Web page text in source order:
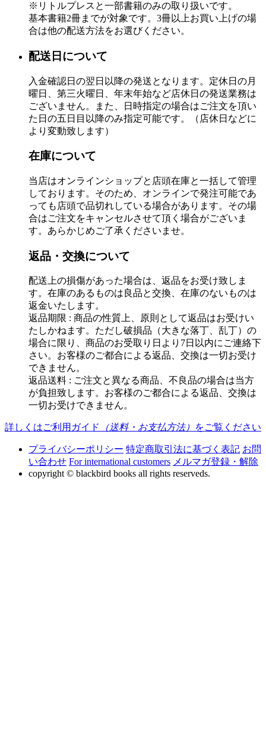
※リトルプレスと一部書籍のみの取り扱いです。
基本書籍2冊までが対象です。3冊以上お買い上げの場
合は他の配送方法をお選びください。
配送日について
入金確認日の翌日以降の発送となります。定休日の月
曜日、第三火曜日、年末年始など店休日の発送業務は
ございません。また、日時指定の場合はご注文を頂い
た日の五日目以降のみ指定可能です。（店休日などに
より変動致します）
在庫について
当店はオンラインショップと店頭在庫と一括して管理
しております。そのため、オンラインで発注可能であ
っても店頭で品切れしている場合があります。その場
合はご注文をキャンセルさせて頂く場合がございま
す。あらかじめご了承くださいませ。
返品・交換について
配送上の損傷があった場合は、返品をお受け致しま
す。在庫のあるものは良品と交換、在庫のないものは
返金いたします。
返品期限 : 商品の性質上、原則として返品はお受けい
たしかねます。ただし破損品（大きな落丁、乱丁）の
場合に限り、商品のお受取り日より7日以内にご連絡下
さい。お客様のご都合による返品、交換は一切お受け
できません。
返品送料 : ご注文と異なる商品、不良品の場合は当方
が負担致します。お客様のご都合による返品、交換は
一切お受けできません。
詳しくはご利用ガイド （送料・お支払方法） をご覧ください
プライバシーポリシー 特定商取引法に基づく表記 お問
い合わせ For international customers メルマガ登録・解除
copyright © blackbird books all rights reserveds.